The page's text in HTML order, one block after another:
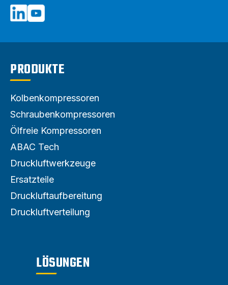
PRODUKTE
Kolbenkompressoren
Schraubenkompressoren
Ölfreie Kompressoren
ABAC Tech
Druckluftwerkzeuge
Ersatzteile
Druckluftaufbereitung
Druckluftverteilung
LÖSUNGEN